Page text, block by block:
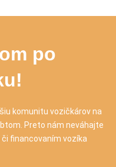
po
komunitu vozičkárov na
Preto nám neváhajte
financovaním vozíka